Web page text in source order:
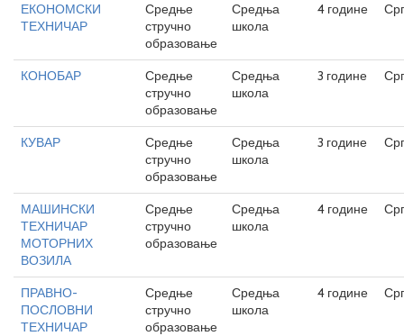
ЕКОНОМСКИ
ТЕХНИЧАР
Средње
стручно
образовање
Средња
школа
4 године
КОНОБАР
Средње
стручно
образовање
Средња
школа
3 године
КУВАР
Средње
стручно
образовање
Средња
школа
3 године
МАШИНСКИ
ТЕХНИЧАР
МОТОРНИХ
ВОЗИЛА
Средње
стручно
образовање
Средња
школа
4 године
ПРАВНО-
ПОСЛОВНИ
ТЕХНИЧАР
Средње
стручно
образовање
Средња
школа
4 године